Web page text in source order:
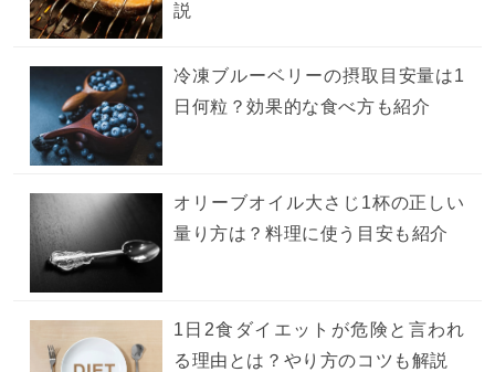
説
冷凍ブルーベリーの摂取目安量は1
日何粒？効果的な食べ方も紹介
オリーブオイル大さじ1杯の正しい
量り方は？料理に使う目安も紹介
1日2食ダイエットが危険と言われ
る理由とは？やり方のコツも解説